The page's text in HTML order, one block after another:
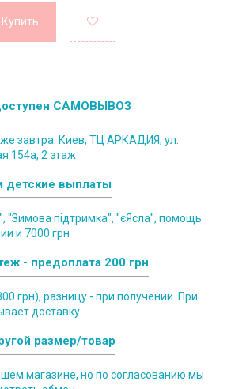
Купить
САМОВЫВОЗ
завтра: Киев, ТЦ АРКАДИЯ, ул.
154а, 2 этаж
детские выплаты
"Зимова підтримка", "єЯсла", помощь
и 7000 грн
- предоплата 200 грн
грн), разницу - при получении. При
доставку
размер/товар
магазине, но по согласованию мы